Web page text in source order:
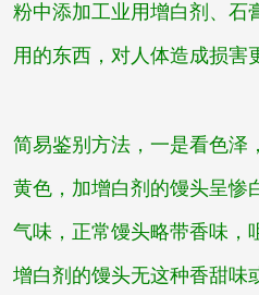
粉中添加工业用增白剂、石
用的东西，对人体造成损害
简易鉴别方法，一是看色泽
黄色，加增白剂的馒头呈惨
气味，正常馒头略带香味，
增白剂的馒头无这种香甜味